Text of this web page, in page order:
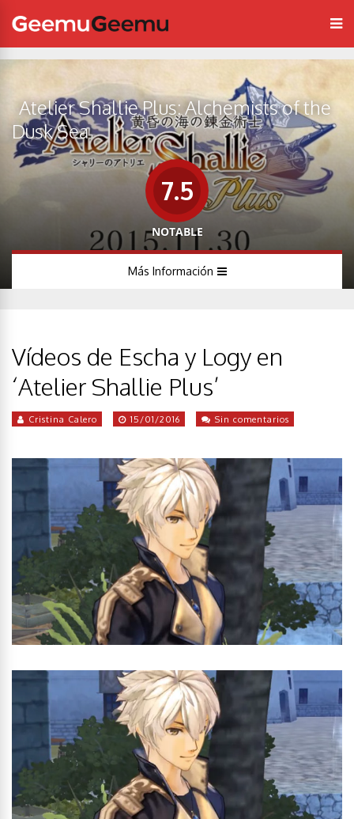
Atelier Shallie Plus: Alchemists of the
Dusk Sea
7.5
NOTABLE
Más Información
Vídeos de Escha y Logy en
‘Atelier Shallie Plus’
Cristina Calero 15/01/2016 Sin comentarios